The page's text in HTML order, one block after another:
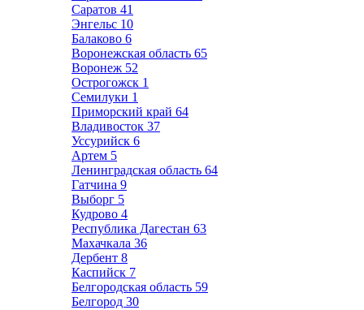
Саратов 41
Энгельс 10
Балаково 6
Воронежская область 65
Воронеж 52
Острогожск 1
Семилуки 1
Приморский край 64
Владивосток 37
Уссурийск 6
Артем 5
Ленинградская область 64
Гатчина 9
Выборг 5
Кудрово 4
Республика Дагестан 63
Махачкала 36
Дербент 8
Каспийск 7
Белгородская область 59
Белгород 30